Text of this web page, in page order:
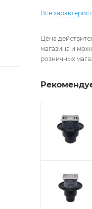
Все
Цена
магазина и
розничных